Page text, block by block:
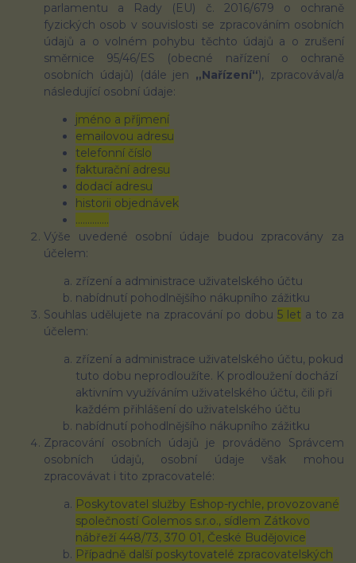
parlamentu a Rady (EU) č. 2016/679 o ochraně
fyzických osob v souvislosti se zpracováním osobních
údajů a o volném pohybu těchto údajů a o zrušení
směrnice 95/46/ES (obecné nařízení o ochraně
osobních údajů) (dále jen „Nařízení“), zpracovával/a
následující osobní údaje:
jméno a příjmení
emailovou adresu
telefonní číslo
fakturační adresu
dodací adresu
historii objednávek
…………..
Výše uvedené osobní údaje budou zpracovány za
účelem:
zřízení a administrace uživatelského účtu
nabídnutí pohodlnějšího nákupního zážitku
Souhlas udělujete na zpracování po dobu 5 let a to za
účelem:
zřízení a administrace uživatelského účtu, pokud
tuto dobu neprodloužíte. K prodloužení dochází
aktivním využíváním uživatelského účtu, čili při
každém přihlášení do uživatelského účtu
nabídnutí pohodlnějšího nákupního zážitku
Zpracování osobních údajů je prováděno Správcem
osobních údajů, osobní údaje však mohou
zpracovávat i tito zpracovatelé:
Poskytovatel služby Eshop-rychle, provozované
společností Golemos s.r.o., sídlem Zátkovo
nábřeží 448/73, 370 01, České Budějovice
Případně další poskytovatelé zpracovatelských